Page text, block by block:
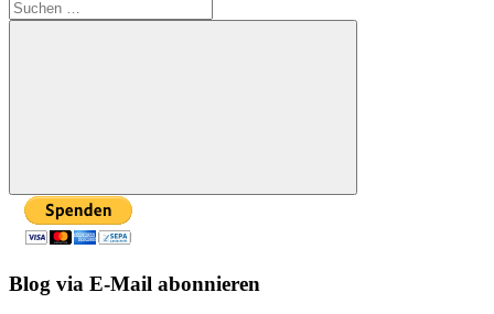
Suchen
nach:
Suchen
Blog via E-Mail abonnieren